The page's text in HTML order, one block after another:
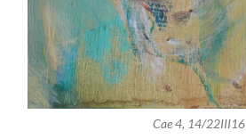
Cae 4, 14/22III16